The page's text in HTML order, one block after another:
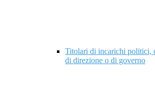
Titolari di incarichi politici,
di direzione o di governo